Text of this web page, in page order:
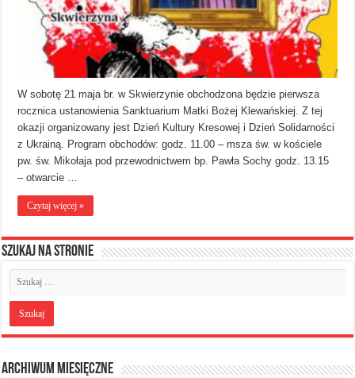
W sobotę 21 maja br. w Skwierzynie obchodzona będzie pierwsza
rocznica ustanowienia Sanktuarium Matki Bożej Klewańskiej. Z tej
okazji organizowany jest Dzień Kultury Kresowej i Dzień Solidarności
z Ukrainą. Program obchodów: godz. 11.00 – msza św. w kościele
pw. św. Mikołaja pod przewodnictwem bp. Pawła Sochy godz. 13.15
– otwarcie …
Czytaj więcej »
Szukaj na stronie
Archiwum miesięczne